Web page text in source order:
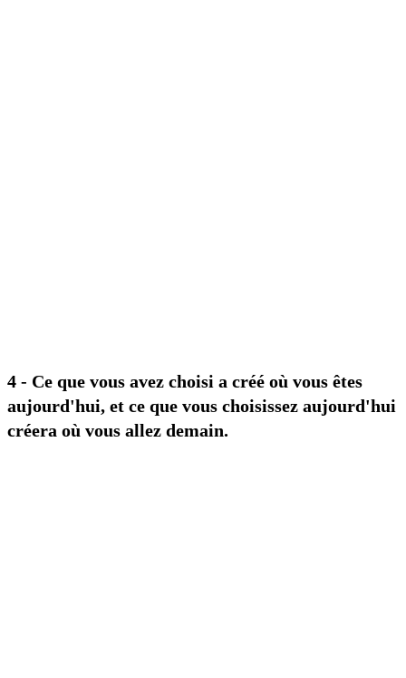
4 - Ce que vous avez choisi a créé où vous êtes
aujourd'hui, et ce que vous choisissez aujourd'hui
créera où vous allez demain.